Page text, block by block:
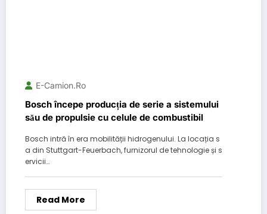
E-Camion.ro
Bosch începe producția de serie a sistemului
său de propulsie cu celule de combustibil
Bosch intră în era mobilității hidrogenului. La locația s
a din Stuttgart-Feuerbach, furnizorul de tehnologie și s
ervicii…
Read More